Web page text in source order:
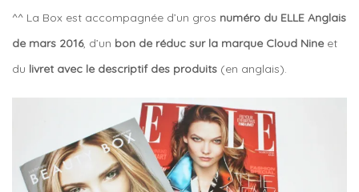
^^ La Box est accompagnée d’un gros numéro du ELLE Anglais
de mars 2016, d’un bon de réduc sur la marque Cloud Nine et
du livret avec le descriptif des produits (en anglais).